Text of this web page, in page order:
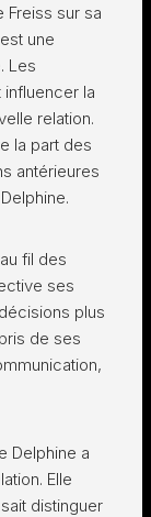
Freiss sur sa
une
Les
la
relation.
la part des
antérieures
fil des
ses
plus
de ses
Delphine a
Elle
distinguer